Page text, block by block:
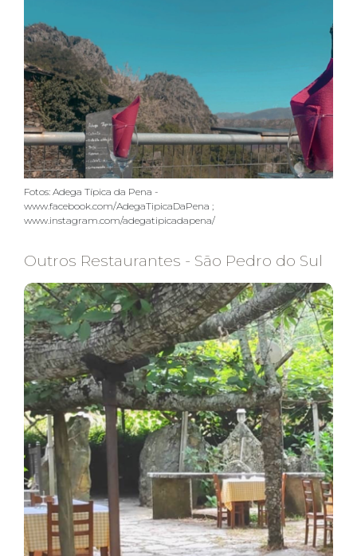
Fotos: Adega Típica da Pena -
www.facebook.com/AdegaTipicaDaPena ;
www.instagram.com/adegatipicadapena/
Outros Restaurantes - São Pedro do Sul